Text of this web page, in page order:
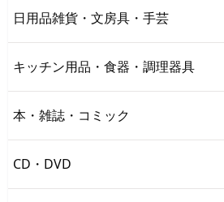
日用品雑貨・文房具・手芸
キッチン用品・食器・調理器具
本・雑誌・コミック
CD・DVD